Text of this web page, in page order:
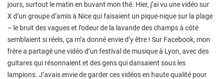
jours, surtout le matin en buvant mon thé. Hier, j’ai vu une vidéo sur
X d’un groupe d’amis à Nice qui faisaient un pique-nique sur la plage
– le bruit des vagues et l’odeur de la lavande des champs à côté
semblaient si réels, ça m’a donné envie d’y être ! Sur Facebook, mon
frère a partagé une vidéo d’un festival de musique à Lyon, avec des
guitares qui résonnaient et des gens qui dansaient sous les
lampions. J’avais envie de garder ces vidéos en haute qualité pour